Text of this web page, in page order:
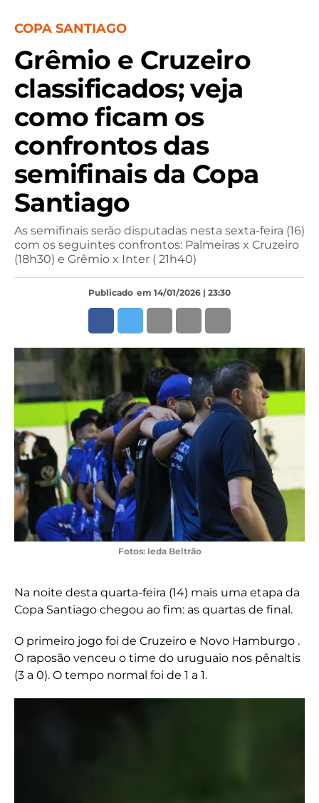
COPA SANTIAGO
Grêmio e Cruzeiro
classificados; veja
como ficam os
confrontos das
semifinais da Copa
Santiago
As semifinais serão disputadas nesta sexta-feira (16)
com os seguintes confrontos: Palmeiras x Cruzeiro
(18h30) e Grêmio x Inter ( 21h40)
Publicado em 14/01/2026 | 23:30
Fotos: Ieda Beltrão
Na noite desta quarta-feira (14) mais uma etapa da
Copa Santiago chegou ao fim: as quartas de final.
O primeiro jogo foi de Cruzeiro e Novo Hamburgo .
O raposão venceu o time do uruguaio nos pênaltis
(3 a 0). O tempo normal foi de 1 a 1.